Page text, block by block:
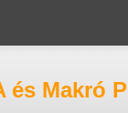
és Makró